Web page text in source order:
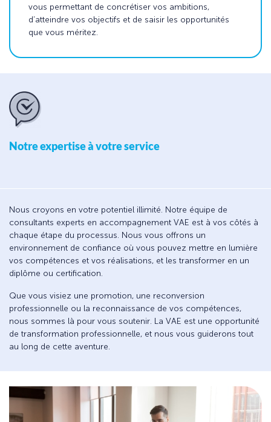
vous permettant de concrétiser vos ambitions,
d’atteindre vos objectifs et de saisir les opportunités
que vous méritez.
Notre expertise à votre service
Nous croyons en votre potentiel illimité. Notre équipe de
consultants experts en accompagnement VAE est à vos côtés à
chaque étape du processus. Nous vous offrons un
environnement de confiance où vous pouvez mettre en lumière
vos compétences et vos réalisations, et les transformer en un
diplôme ou certification.
Que vous visiez une promotion, une reconversion
professionnelle ou la reconnaissance de vos compétences,
nous sommes là pour vous soutenir. La VAE est une opportunité
de transformation professionnelle, et nous vous guiderons tout
au long de cette aventure.